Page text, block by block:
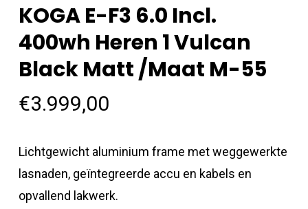
KOGA E-F3 6.0 Incl.
400wh Heren 1 Vulcan
Black Matt /maat M-55
€3.999,00
Lichtgewicht aluminium frame met weggewerkte
lasnaden, geïntegreerde accu en kabels en
opvallend lakwerk.